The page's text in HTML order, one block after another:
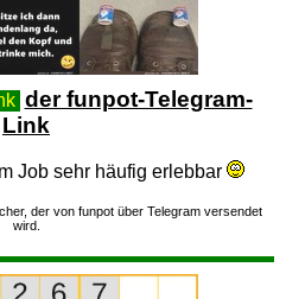
der funpot-Telegram-
Link
Job sehr häufig erlebbar
der von funpot über Telegram versendet
wird.